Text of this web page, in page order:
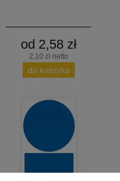
od 2,58 zł
2,10 zł netto
do koszyka